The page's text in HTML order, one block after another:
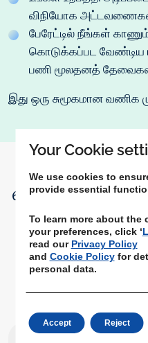
விநியோக
பேரேட்டில் நீங்கள்
கொடுக்கப்பட வேண்டிய
பணி மூலதனத்
இது ஒரு சுமூகமான வணிக
விநியோக தளம்
வேலை
இங்கே
Your Cookie
We use cookies to
provide essential
To learn more about the
your preferences, click ‘
read our Privacy Policy
and Cookie Policyfor
personal data.
Accept Reject